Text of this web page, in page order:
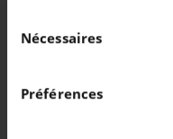
retirer votre
consultant la
duNécessaires
Préférences